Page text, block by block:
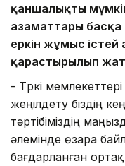
қаншалықты
азаматтары
еркін жұмыс
қарастырылып
- Түркі
жеңілдету біздің
тәртібіміздің
әлемінде өзара
бағдарланған